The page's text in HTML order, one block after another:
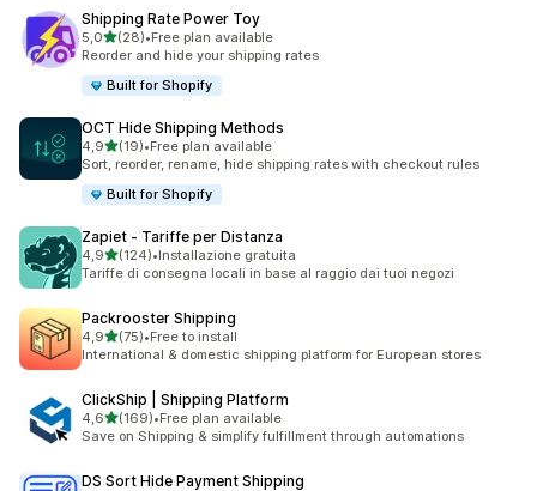
Shipping Rate Power Toy
5,0stelle su 5
(28)
28 recensioni totali
•Free plan available
Reorder and hide your shipping rates
Built for Shopify
OCT Hide Shipping Methods
4,9stelle su 5
(19)
19 recensioni totali
•Free plan available
Sort, reorder, rename, hide shipping rates with checkout rules
Built for Shopify
Zapiet ‑ Tariffe per Distanza
4,9stelle su 5
(124)
124 recensioni totali
•Installazione gratuita
Tariffe di consegna locali in base al raggio dai tuoi negozi
Packrooster Shipping
4,9stelle su 5
(75)
75 recensioni totali
•Free to install
International & domestic shipping platform for European stores
ClickShip | Shipping Platform
4,6stelle su 5
(169)
169 recensioni totali
•Free plan available
Save on Shipping & simplify fulfillment through automations
DS Sort Hide Payment Shipping